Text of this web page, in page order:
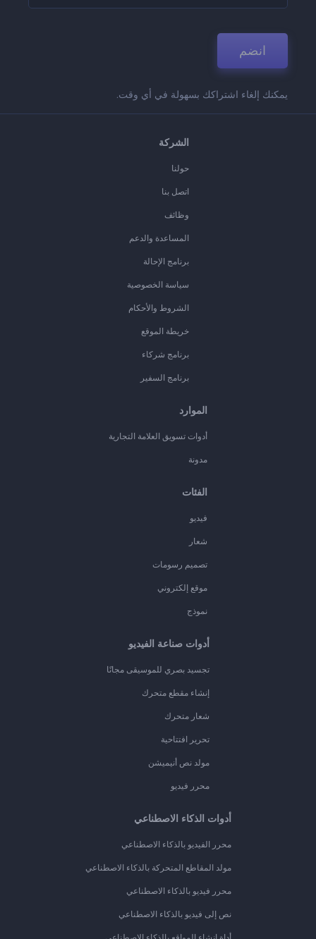
انضم
يمكنك إلغاء اشتراكك بسهولة في أي وقت.
الشركة
حولنا
اتصل بنا
وظائف
المساعدة والدعم
برنامج الإحالة
سياسة الخصوصية
الشروط والأحكام
خريطة الموقع
برنامج شركاء
برنامج السفير
الموارد
أدوات تسويق العلامة التجارية
مدونة
الفئات
فيديو
شعار
تصميم رسومات
موقع إلكتروني
نموذج
أدوات صناعة الفيديو
تجسيد بصري للموسيقى مجانًا
إنشاء مقطع متحرك
شعار متحرك
تحرير افتتاحية
مولد نص أنيميشن
محرر فيديو
أدوات الذكاء الاصطناعي
محرر الفيديو بالذكاء الاصطناعي
مولد المقاطع المتحركة بالذكاء الاصطناعي
محرر فيديو بالذكاء الاصطناعي
نص إلى فيديو بالذكاء الاصطناعي